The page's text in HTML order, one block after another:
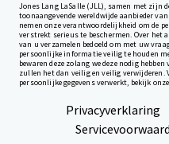
Jones Lang LaSalle (JLL), samen met zijn
toonaangevende wereldwijde aanbieder
nemen onze verantwoordelijkheid om de
verstrekt serieus te beschermen. Over het
van u verzamelen bedoeld om met uw
persoonlijke informatie veilig te houden
bewaren deze zolang we deze nodig
zullen het dan veilig en veilig verwijderen.
persoonlijke gegevens verwerkt, bekijk onze
Privacyverklaring